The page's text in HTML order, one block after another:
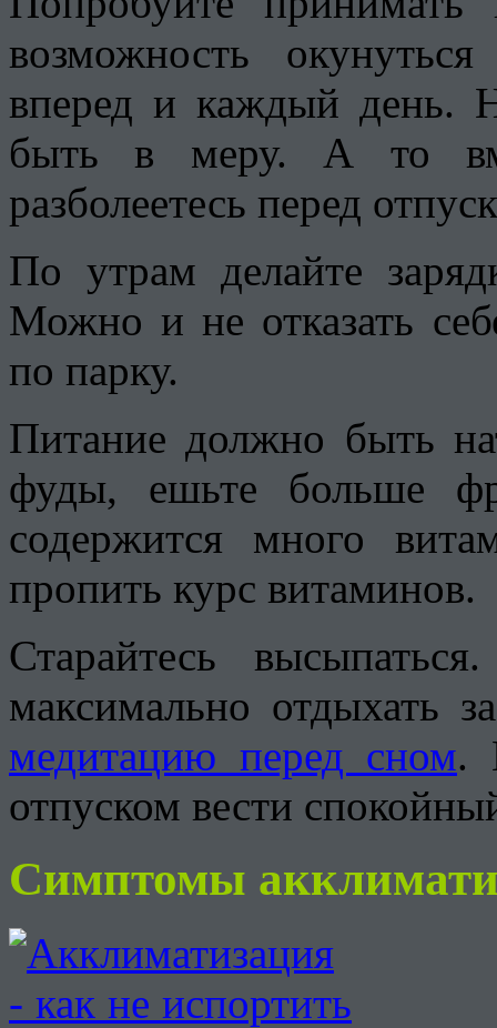
возможность
вперед и каждый день.
быть в меру. А то
разболеетесь перед
По утрам делайте
Можно и не отказать
по парку.
Питание должно быть
фуды, ешьте больше
содержится много
пропить курс витаминов.
Старайтесь
максимально отдыхать
медитацию перед сном.
отпуском вести
Симптомы